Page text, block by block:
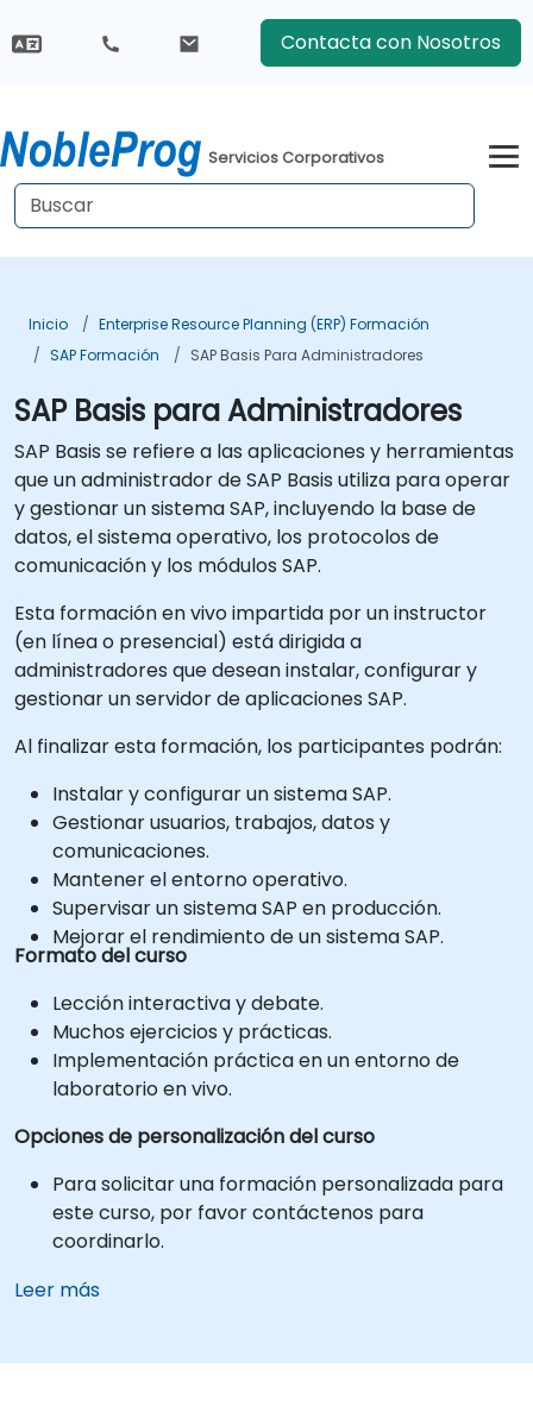
Contacta con Nosotros
Servicios Corporativos
Inicio
Enterprise Resource Planning (ERP) Formación
SAP Formación
SAP Basis Para Administradores
SAP Basis para Administradores
SAP Basis se refiere a las aplicaciones y herramientas
que un administrador de SAP Basis utiliza para operar
y gestionar un sistema SAP, incluyendo la base de
datos, el sistema operativo, los protocolos de
comunicación y los módulos SAP.
Esta formación en vivo impartida por un instructor
(en línea o presencial) está dirigida a
administradores que desean instalar, configurar y
gestionar un servidor de aplicaciones SAP.
Al finalizar esta formación, los participantes podrán:
Instalar y configurar un sistema SAP.
Gestionar usuarios, trabajos, datos y
comunicaciones.
Mantener el entorno operativo.
Supervisar un sistema SAP en producción.
Mejorar el rendimiento de un sistema SAP.
Formato del curso
Lección interactiva y debate.
Muchos ejercicios y prácticas.
Implementación práctica en un entorno de
laboratorio en vivo.
Opciones de personalización del curso
Para solicitar una formación personalizada para
este curso, por favor contáctenos para
coordinarlo.
Leer más